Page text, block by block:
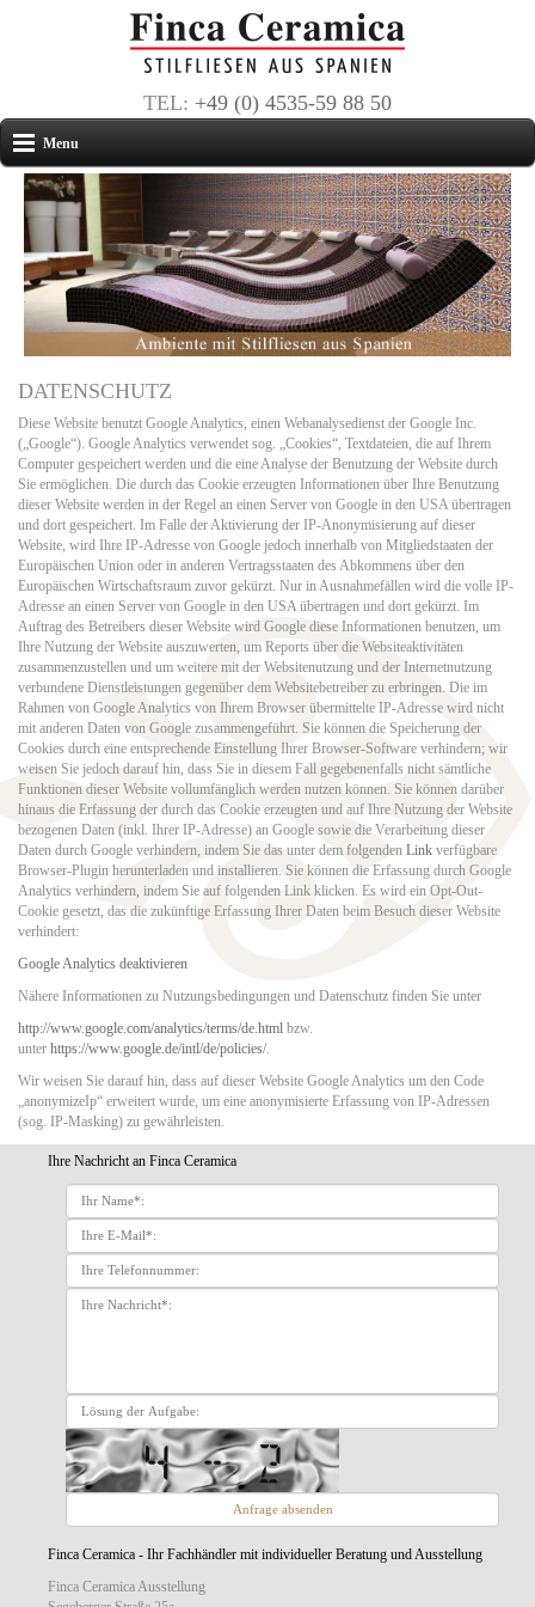
TEL: +49 (0) 4535-59 88 50
Menu
DATENSCHUTZ
Diese Website benutzt Google Analytics, einen Webanalysedienst der Google Inc.
(„Google“). Google Analytics verwendet sog. „Cookies“, Textdateien, die auf Ihrem
Computer gespeichert werden und die eine Analyse der Benutzung der Website durch
Sie ermöglichen. Die durch das Cookie erzeugten Informationen über Ihre Benutzung
dieser Website werden in der Regel an einen Server von Google in den USA übertragen
und dort gespeichert. Im Falle der Aktivierung der IP-Anonymisierung auf dieser
Website, wird Ihre IP-Adresse von Google jedoch innerhalb von Mitgliedstaaten der
Europäischen Union oder in anderen Vertragsstaaten des Abkommens über den
Europäischen Wirtschaftsraum zuvor gekürzt. Nur in Ausnahmefällen wird die volle IP-
Adresse an einen Server von Google in den USA übertragen und dort gekürzt. Im
Auftrag des Betreibers dieser Website wird Google diese Informationen benutzen, um
Ihre Nutzung der Website auszuwerten, um Reports über die Websiteaktivitäten
zusammenzustellen und um weitere mit der Websitenutzung und der Internetnutzung
verbundene Dienstleistungen gegenüber dem Websitebetreiber zu erbringen. Die im
Rahmen von Google Analytics von Ihrem Browser übermittelte IP-Adresse wird nicht
mit anderen Daten von Google zusammengeführt. Sie können die Speicherung der
Cookies durch eine entsprechende Einstellung Ihrer Browser-Software verhindern; wir
weisen Sie jedoch darauf hin, dass Sie in diesem Fall gegebenenfalls nicht sämtliche
Funktionen dieser Website vollumfänglich werden nutzen können. Sie können darüber
hinaus die Erfassung der durch das Cookie erzeugten und auf Ihre Nutzung der Website
bezogenen Daten (inkl. Ihrer IP-Adresse) an Google sowie die Verarbeitung dieser
Daten durch Google verhindern, indem Sie das unter dem folgenden Link verfügbare
Browser-Plugin herunterladen und installieren. Sie können die Erfassung durch Google
Analytics verhindern, indem Sie auf folgenden Link klicken. Es wird ein Opt-Out-
Cookie gesetzt, das die zukünftige Erfassung Ihrer Daten beim Besuch dieser Website
verhindert:
Google Analytics deaktivieren
Nähere Informationen zu Nutzungsbedingungen und Datenschutz finden Sie unter
http://www.google.com/analytics/terms/de.html bzw.
unter https://www.google.de/intl/de/policies/.
Wir weisen Sie darauf hin, dass auf dieser Website Google Analytics um den Code
„anonymizeIp“ erweitert wurde, um eine anonymisierte Erfassung von IP-Adressen
(sog. IP-Masking) zu gewährleisten.
Ihre Nachricht an Finca Ceramica
Finca Ceramica - Ihr Fachhändler mit individueller Beratung und Ausstellung
Finca Ceramica Ausstellung